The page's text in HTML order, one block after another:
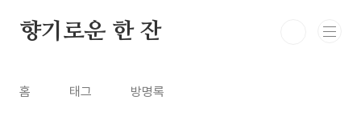
향기로운 한 잔
홈 태그 방명록